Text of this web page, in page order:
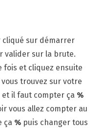
sur démarrer
valider sur la brute.
fois et cliquez ensuite
trouvez sur votre
et il faut compter ça %
vous allez compter au
ça % puis changer tous